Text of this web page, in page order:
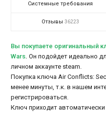
Системные требования
Отзывы 36223
Вы покупаете оригинальный
Wars. Он подойдет идеально
личном аккаунте steam.
Покупка ключа Air Conflicts:
менее минуты, т.к. в нашем
регистрироваться.
Ключ приходит